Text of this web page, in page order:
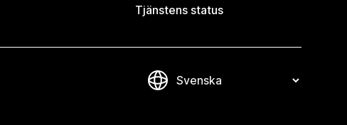
Tjänstens status